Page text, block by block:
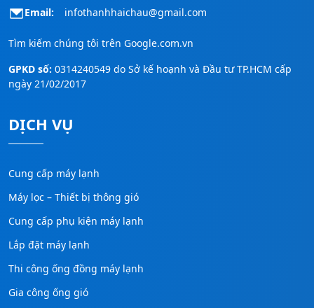
Email: infothanhhaichau@gmail.com
Tìm kiếm chúng tôi trên Google.com.vn
GPKD số: 0314240549 do Sở kế hoạnh và Đầu tư TP.HCM cấp
ngày 21/02/2017
DỊCH VỤ
Cung cấp máy lạnh
Máy lọc – Thiết bị thông gió
Cung cấp phụ kiện máy lạnh
Lắp đặt máy lạnh
Thi công ống đồng máy lạnh
Gia công ống gió